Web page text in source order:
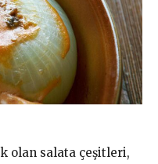
olan salata çeşitleri,